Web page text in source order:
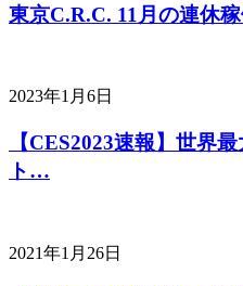
東京C.R.C. 11月の連休
2023年1月6日
【CES2023速報】世界
ト…
2021年1月26日